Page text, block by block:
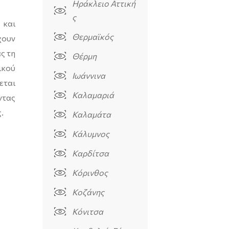
και
τη
Ηράκλειο Αττική
ς
Θερμαϊκός
Θέρμη
Ιωάννινα
Καλαμαριά
Καλαμάτα
Κάλυμνος
Καρδίτσα
Κόρινθος
Κοζάνης
Κόνιτσα